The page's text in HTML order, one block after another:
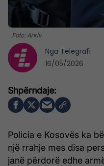
Foto: Arkiv
Policia e Kosovës ka
një rrahje mes disa
janë përdorë edhe
Nga Telegrafi
16/05/2026